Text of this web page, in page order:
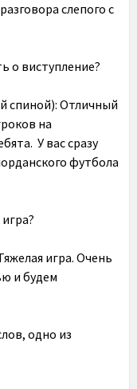
слепого с
о виступление?
спиной): Отличный
на
У вас сразу
футбола
игра. Очень
и будем
одно из